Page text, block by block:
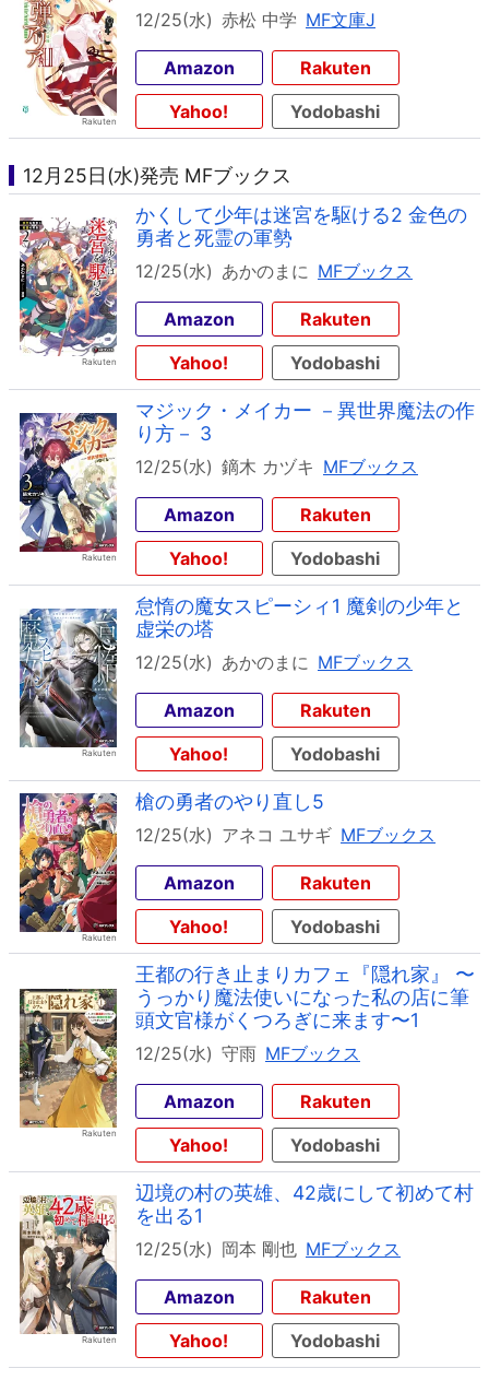
12/25(水) 赤松 中学 MF文庫J
Amazon
Rakuten
Yahoo!
Yodobashi
12月25日(水)発売 MFブックス
かくして少年は迷宮を駆ける2 金色の
勇者と死霊の軍勢
12/25(水) あかのまに MFブックス
Amazon
Rakuten
Yahoo!
Yodobashi
マジック・メイカー －異世界魔法の作
り方－ 3
12/25(水) 鏑木 カヅキ MFブックス
Amazon
Rakuten
Yahoo!
Yodobashi
怠惰の魔女スピーシィ1 魔剣の少年と
虚栄の塔
12/25(水) あかのまに MFブックス
Amazon
Rakuten
Yahoo!
Yodobashi
槍の勇者のやり直し5
12/25(水) アネコ ユサギ MFブックス
Amazon
Rakuten
Yahoo!
Yodobashi
王都の行き止まりカフェ『隠れ家』 〜
うっかり魔法使いになった私の店に筆
頭文官様がくつろぎに来ます〜1
12/25(水) 守雨 MFブックス
Amazon
Rakuten
Yahoo!
Yodobashi
辺境の村の英雄、42歳にして初めて村
を出る1
12/25(水) 岡本 剛也 MFブックス
Amazon
Rakuten
Yahoo!
Yodobashi